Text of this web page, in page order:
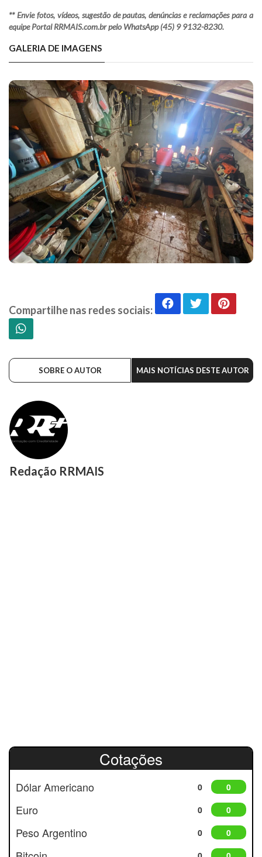
** Envie fotos, vídeos, sugestão de pautas, denúncias e reclamações para a
equipe Portal RRMAIS.com.br pelo WhatsApp (45) 9 9132-8230.
GALERIA DE IMAGENS
Compartilhe nas redes sociais:
SOBRE O AUTOR MAIS NOTÍCIAS DESTE AUTOR
Redação RRMAIS
Cotações
Dólar Americano 0 0
Euro 0 0
Peso Argentino 0 0